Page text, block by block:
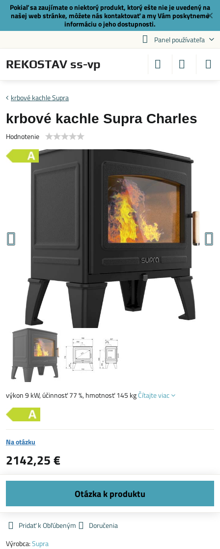
✕
Pokiaľ sa zaujímate o niektorý produkt, ktorý ešte nie je uvedený na
našej web stránke, môžete nás kontaktovaťa my Vám poskytneme
informáciu o jeho dostupnosti.
Panel používateľa
REKOSTAV ss-vp
krbové kachle Supra
krbové kachle Supra Charles
Hodnotenie
výkon 9 kW, účinnosť 77 %, hmotnosť 145 kgČítajte viac
Na otázku
2142,25 €
Pridať k Obľúbeným
Doručenia
Výrobca:Supra